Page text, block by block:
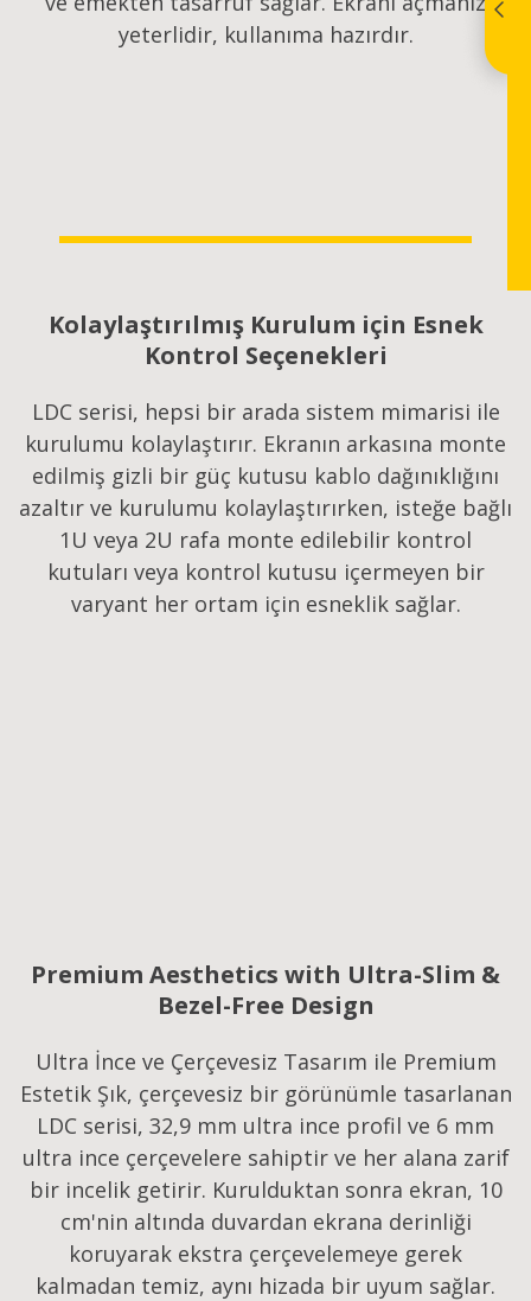
yeterlidir, kullanıma hazırdır.
Kolaylaştırılmış Kurulum için Esnek
Kontrol Seçenekleri
LDC serisi, hepsi bir arada sistem mimarisi ile
kurulumu kolaylaştırır. Ekranın arkasına monte
edilmiş gizli bir güç kutusu kablo dağınıklığını
azaltır ve kurulumu kolaylaştırırken, isteğe bağlı
1U veya 2U rafa monte edilebilir kontrol
kutuları veya kontrol kutusu içermeyen bir
varyant her ortam için esneklik sağlar.
Premium Aesthetics with Ultra-Slim &
Bezel-Free Design
Ultra İnce ve Çerçevesiz Tasarım ile Premium
Estetik Şık, çerçevesiz bir görünümle tasarlanan
LDC serisi, 32,9 mm ultra ince profil ve 6 mm
ultra ince çerçevelere sahiptir ve her alana zarif
bir incelik getirir. Kurulduktan sonra ekran, 10
cm'nin altında duvardan ekrana derinliği
koruyarak ekstra çerçevelemeye gerek
kalmadan temiz, aynı hizada bir uyum sağlar.